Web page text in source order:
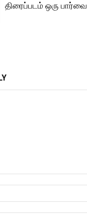
திரைப்படம் ஒரு பார்வை